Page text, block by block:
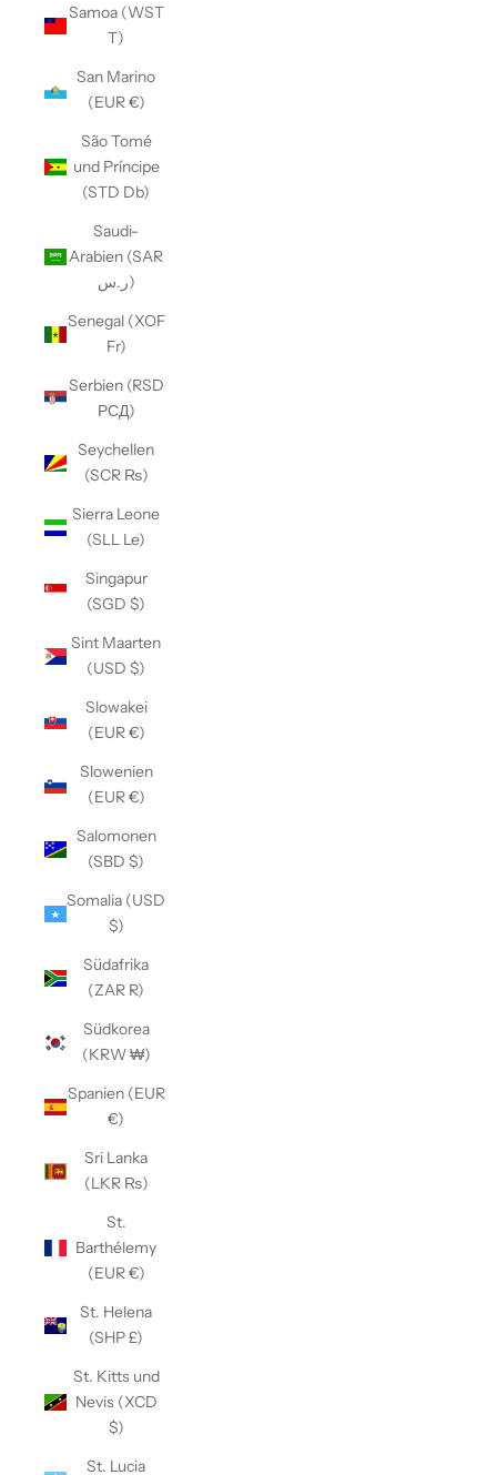
Samoa (WST
T)
San Marino
(EUR €)
São Tomé
und Príncipe
(STD Db)
Saudi-
Arabien (SAR
ر.س)
Senegal (XOF
Fr)
Serbien (RSD
РСД)
Seychellen
(SCR ₨)
Sierra Leone
(SLL Le)
Singapur
(SGD $)
Sint Maarten
(USD $)
Slowakei
(EUR €)
Slowenien
(EUR €)
Salomonen
(SBD $)
Somalia (USD
$)
Südafrika
(ZAR R)
Südkorea
(KRW ₩)
Spanien (EUR
€)
Sri Lanka
(LKR ₨)
St.
Barthélemy
(EUR €)
St. Helena
(SHP £)
St. Kitts und
Nevis (XCD
$)
St. Lucia